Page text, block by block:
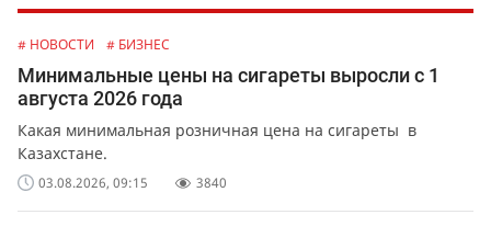
# НОВОСТИ # БИЗНЕС
Минимальные цены на сигареты выросли с 1
августа 2026 года
Какая минимальная розничная цена на сигареты в
Казахстане.
03.08.2026, 09:15 3840